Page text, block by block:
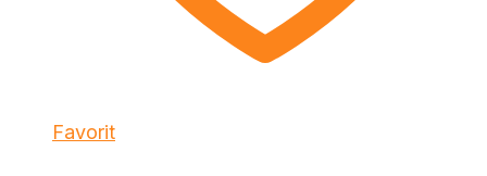
Favorit